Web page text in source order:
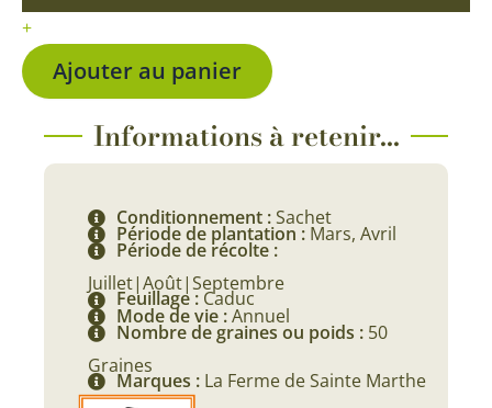
BIO
+
Ajouter au panier
Informations à retenir...
Conditionnement :Sachet
Période de plantation : Mars, Avril
Période de récolte :
Juillet|Août|Septembre
Feuillage : Caduc
Mode de vie :Annuel
Nombre de graines ou poids : 50
Graines
Marques : La Ferme de Sainte Marthe